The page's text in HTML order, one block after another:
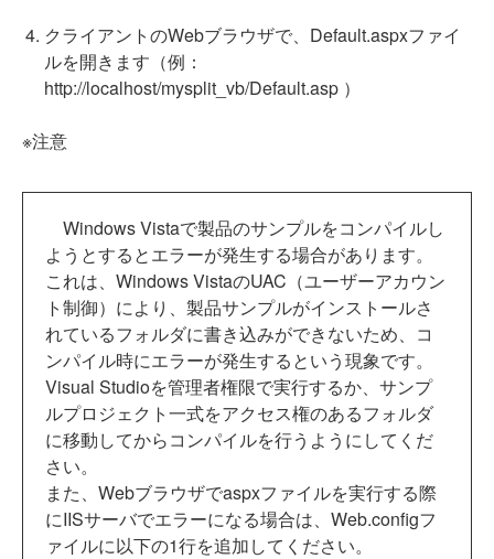
クライアントのWebブラウザで、Default.aspxファイ
ルを開きます（例：
http://localhost/mysplit_vb/Default.asp ）
※注意
Windows Vistaで製品のサンプルをコンパイルし
ようとするとエラーが発生する場合があります。
これは、Windows VistaのUAC（ユーザーアカウン
ト制御）により、製品サンプルがインストールさ
れているフォルダに書き込みができないため、コ
ンパイル時にエラーが発生するという現象です。
Visual Studioを管理者権限で実行するか、サンプ
ルプロジェクト一式をアクセス権のあるフォルダ
に移動してからコンパイルを行うようにしてくだ
さい。
また、Webブラウザでaspxファイルを実行する際
にIISサーバでエラーになる場合は、Web.configフ
ァイルに以下の1行を追加してください。